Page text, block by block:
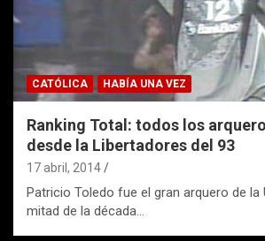
CATÓLICA HABÍA UNA VEZ
Ranking Total: todos los
desde la Libertadores del 93
17 abril, 2014
Patricio Toledo fue el gran arquero de la
mitad de la década…